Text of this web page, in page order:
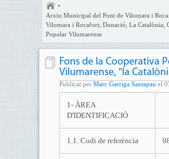
Arxiu Municipal del Pont de Vilomara i
Vilomara i Rocafort; Donació; La Catalònia;
Popular Vilumarense
Fons de la Cooperativa
Vilumarense, "la
Publicat per Marc Garriga Santapau el
1- ÀREA
D'IDENTIFICACIÓ
1.1. Codi de referència